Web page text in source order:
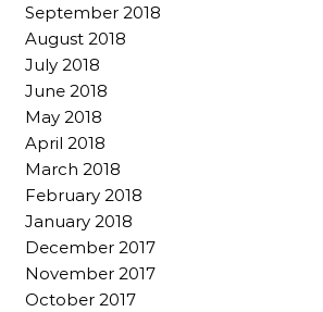
September 2018
August 2018
July 2018
June 2018
May 2018
April 2018
March 2018
February 2018
January 2018
December 2017
November 2017
October 2017